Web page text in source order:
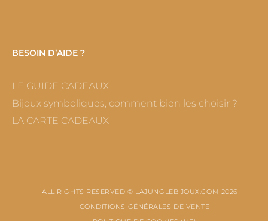
BESOIN D’AIDE ?
LE GUIDE CADEAUX
Bijoux symboliques, comment bien les choisir ?
LA CARTE CADEAUX
ALL RIGHTS RESERVED © LAJUNGLEBIJOUX.COM 2026
CONDITIONS GÉNÉRALES DE VENTE